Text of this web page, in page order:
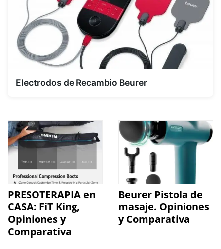
Electrodos de Recambio Beurer
PRESOTERAPIA en
CASA: FiT King,
Opiniones y
Comparativa
Beurer Pistola de
masaje. Opiniones
y Comparativa